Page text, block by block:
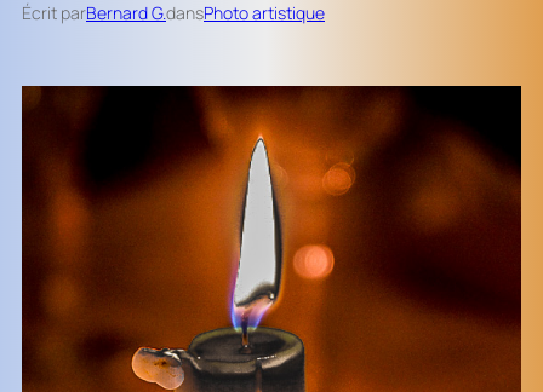
Écrit parBernard G.dansPhoto artistique